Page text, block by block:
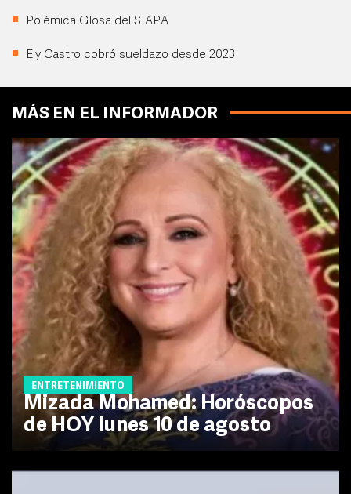
Polémica Glosa del SIAPA
Ely Castro cobró sueldazo desde 2023
MÁS EN EL INFORMADOR
ENTRETENIMIENTO
Mizada Mohamed: Horóscopos
de HOY lunes 10 de agosto